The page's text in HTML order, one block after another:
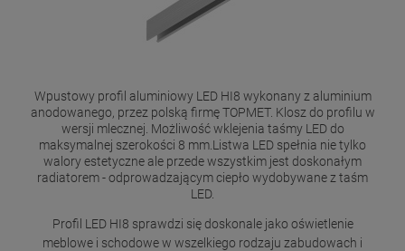
Wpustowy profil aluminiowy LED HI8 wykonany z aluminium
anodowanego, przez polską firmę TOPMET. Klosz do profilu w
wersji mlecznej. Możliwość wklejenia taśmy LED do
maksymalnej szerokości 8 mm.Listwa LED spełnia nie tylko
walory estetyczne ale przede wszystkim jest doskonałym
radiatorem - odprowadzającym ciepło wydobywane z taśm
LED.
Profil LED HI8 sprawdzi się doskonale jako oświetlenie
meblowe i schodowe w wszelkiego rodzaju zabudowach i